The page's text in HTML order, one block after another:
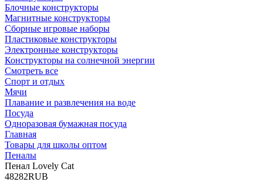
Блочные конструкторы
Магнитные конструкторы
Сборные игровые наборы
Пластиковые конструкторы
Электронные конструкторы
Конструкторы на солнечной энергии
Смотреть все
Спорт и отдых
Мячи
Плавание и развлечения на воде
Посуда
Одноразовая бумажная посуда
Главная
Товары для школы оптом
Пеналы
Пенал Lovely Cat
48282RUB